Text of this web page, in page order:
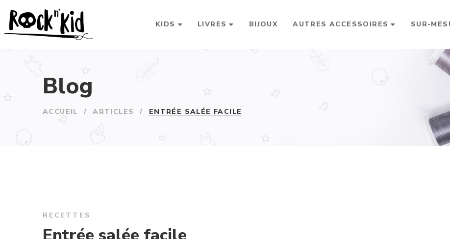
KIDS LIVRES BIJOUX AUTRES ACCESSOIRES SUR-
Blog
ACCUEIL / ARTICLES / ENTRÉE SALÉE FACILE
RECETTES